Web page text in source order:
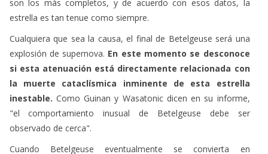
son los más completos, y de acuerdo con esos datos, la
estrella es tan tenue como siempre.
Cualquiera que sea la causa, el final de Betelgeuse será una
explosión de supernova. En este momento se desconoce
si esta atenuación está directamente relacionada con
la muerte cataclísmica inminente de esta estrella
inestable. Como Guinan y Wasatonic dicen en su informe,
"el comportamiento inusual de Betelgeuse debe ser
observado de cerca".
Cuando Betelgeuse eventualmente se convierta en